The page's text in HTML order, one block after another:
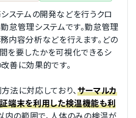
ステムの開発などを行うクロ
怠管理システムです。勤怠管理
内容分析などを行えます。どの
を要したかを可視化できるシ
善に効果的です。
法に対応しており、サーマルカ
端末を利用した検温機能も利